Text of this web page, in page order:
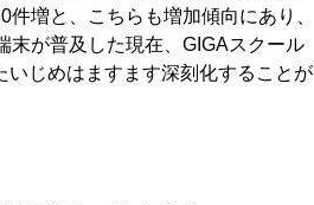
増と、こちらも増加傾向にあり、
末が普及した現在、GIGAスクール
じめはますます深刻化することが